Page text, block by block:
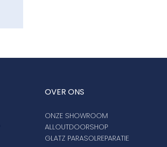
OVER ONS
ONZE SHOWROOM
ALLOUTDOORSHOP
GLATZ PARASOLREPARATIE